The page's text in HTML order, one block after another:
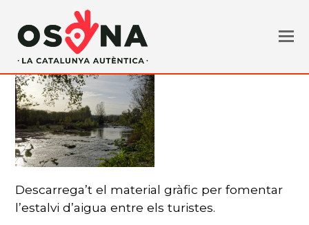
Descarrega’t el material gràfic per fomentar
l’estalvi d’aigua entre els turistes.